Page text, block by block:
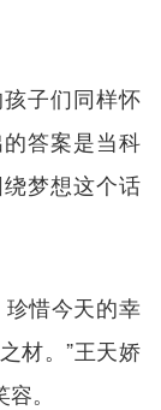
子们同样怀
答案是当科
梦想这个话
惜今天的幸
材。”王天娇
。